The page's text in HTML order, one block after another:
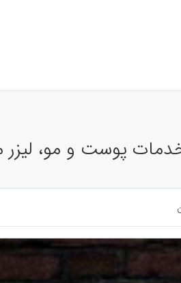
پوست و مو، لیزر